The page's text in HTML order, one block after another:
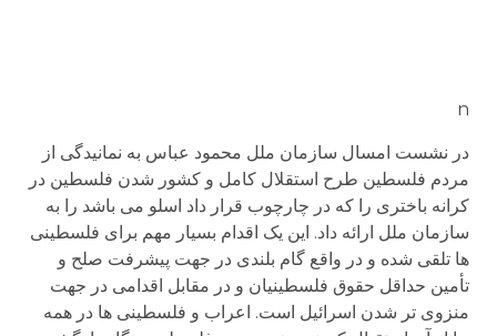
n
در نشست امسال سازمان ملل محمود عباس به نمانیدگی از
مردم فلسطین طرح استقلال کامل و کشور شدن فلسطین در
کرانه باختری را که در چارچوب قرار داد اسلو می باشد را به
سازمان ملل ارائه داد. این یک اقدام بسیار مهم برای فلسطینی
ها تلقی شده و در واقع گام بلندی در جهت پیشرفت صلح و
تأمین حداقل حقوق فلسطینیان و در مقابل اقدامی در جهت
منزوی تر شدن اسرائیل است. اعراب و فلسطینی ها در همه